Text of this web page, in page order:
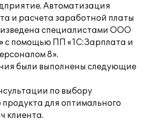
Автоматизация
и расчета заработной платы
специалистами ООО
с помощью ПП «1С:Зарплата и
8».
были выполнены следующие
по выбору
для оптимального
клиента.